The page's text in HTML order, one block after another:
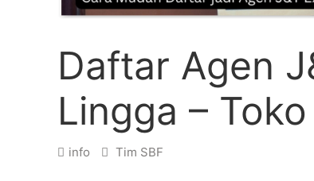
Daftar Agen
Lingga –
info Tim SBF